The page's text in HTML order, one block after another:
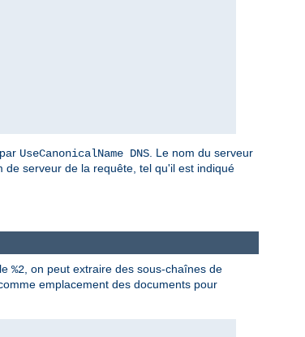
par UseCanonicalName DNS. Le nom du serveur
de serveur de la requête, tel qu'il est indiqué
%2 , on peut extraire des sous-chaînes de
emplacement des documents pour